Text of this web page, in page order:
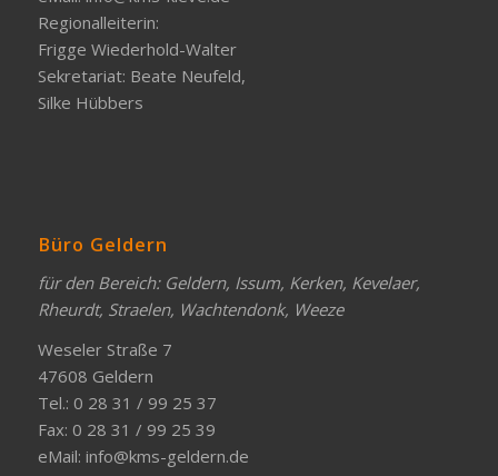
Regionalleiterin:
Frigge Wiederhold-Walter
Sekretariat: Beate Neufeld,
Silke Hübbers
Büro Geldern
für den Bereich: Geldern, Issum, Kerken, Kevelaer,
Rheurdt, Straelen, Wachtendonk, Weeze
Weseler Straße 7
47608 Geldern
Tel.: 0 28 31 / 99 25 37
Fax: 0 28 31 / 99 25 39
eMail: info@kms-geldern.de